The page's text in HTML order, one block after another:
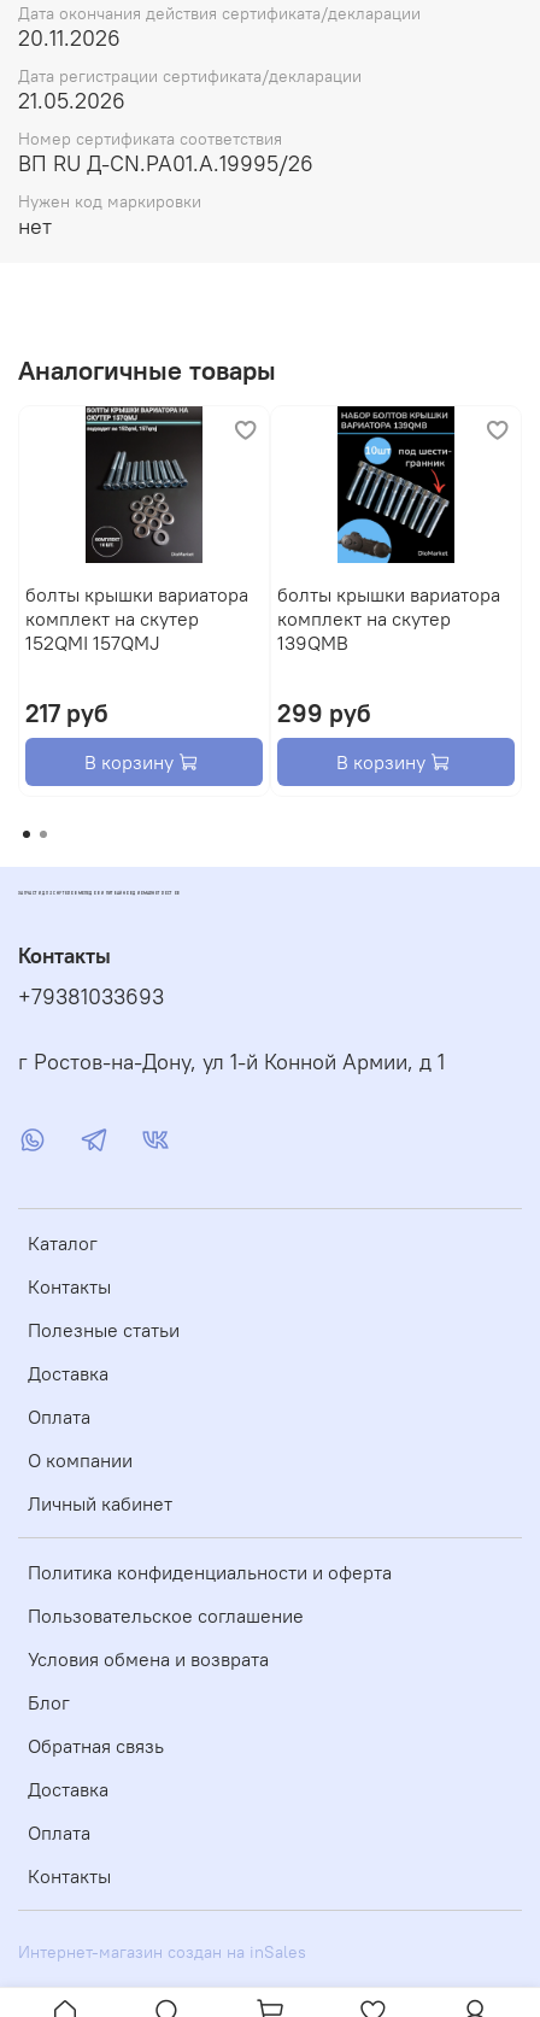
Дата окончания действия сертификата/декларации
20.11.2026
Дата регистрации сертификата/декларации
21.05.2026
Номер сертификата соответствия
ВП RU Д-CN.РА01.А.19995/26
Нужен код маркировки
нет
Аналогичные товары
болты крышки вариатора
комплект на скутер
152QMI 157QMJ
217 руб
В корзину
болты крышки вариатора
комплект на скутер
139QMB
299 руб
В корзину
ЗАПЧАСТИ ДЛЯ СКУТЕРОВ МОПЕДОВ И ПИТБАЙКОВ ДИОМАРКЕТ РОСТОВ
Каталог
Контакты
Полезные статьи
Доставка
Оплата
О компании
Личный кабинет
Политика конфиденциальности и оферта
Пользовательское соглашение
Условия обмена и возврата
Блог
Обратная связь
Доставка
Оплата
Контакты
Контакты
+79381033693
г Ростов-на-Дону, ул 1-й Конной Армии, д 1
Интернет-магазин создан на inSales